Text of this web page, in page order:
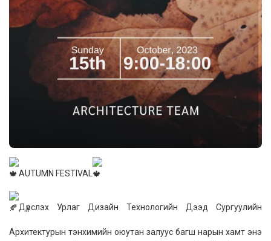
AUTUMN FESTIVAL
Дүрслэх Урлаг Дизайн Технологийн Дээд Сургуулийн
Архитектурын тэнхимийн оюутан залуус багш нарын хамт энэ